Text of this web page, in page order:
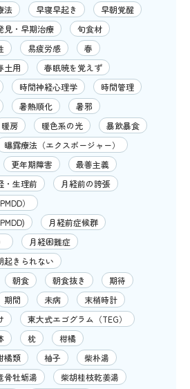
法 早寝早起き
早朝覚醒
見・早期治療
旬食材
易疲労感
春
土用
春眠暁を覚えず
時間神経心理学
時間管理
暑熱順化
暑邪
暖房 暖色系の光
暴飲暴食
曝露療法（エクスポージャー）
更年期障害
最善主義
・生理前
月経前の誇張
）
月経前症候群
月経困難症
起きられない
朝食 朝食抜き
期待
期間 未病
末梢時計
東大式エゴグラム（TEG）
枕
柑橘
橘類 柚子
柴朴湯
骨牡蛎湯
柴胡桂枝乾姜湯